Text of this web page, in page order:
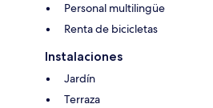
Personal multilingüe
Renta de bicicletas
Instalaciones
Jardín
Terraza